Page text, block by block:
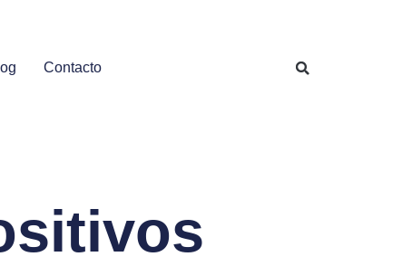
Contacto